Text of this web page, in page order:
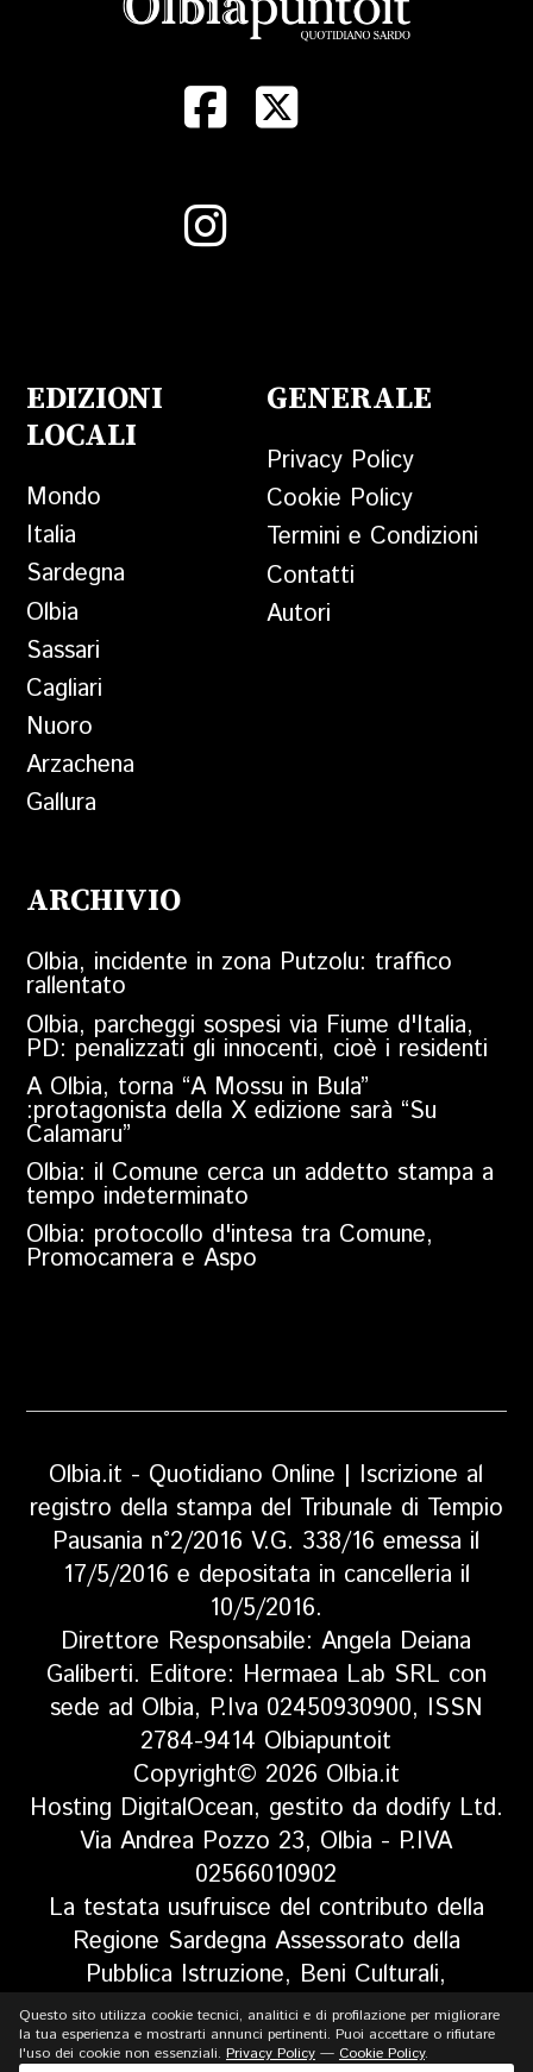
EDIZIONI
LOCALI
Mondo
Italia
Sardegna
Olbia
Sassari
Cagliari
Nuoro
Arzachena
Gallura
GENERALE
Privacy Policy
Cookie Policy
Termini e Condizioni
Contatti
Autori
ARCHIVIO
Olbia, incidente in zona Putzolu: traffico
rallentato
Olbia, parcheggi sospesi via Fiume d'Italia,
PD: penalizzati gli innocenti, cioè i residenti
A Olbia, torna “A Mossu in Bula”
:protagonista della X edizione sarà “Su
Calamaru”
Olbia: il Comune cerca un addetto stampa a
tempo indeterminato
Olbia: protocollo d'intesa tra Comune,
Promocamera e Aspo
Olbia.it - Quotidiano Online | Iscrizione al
registro della stampa del Tribunale di Tempio
Pausania n°2/2016 V.G. 338/16 emessa il
17/5/2016 e depositata in cancelleria il
10/5/2016.
Direttore Responsabile: Angela Deiana
Galiberti. Editore: Hermaea Lab SRL con
sede ad Olbia, P.Iva 02450930900, ISSN
2784-9414 Olbiapuntoit
Copyright© 2026 Olbia.it
Hosting DigitalOcean, gestito da dodify Ltd.
Via Andrea Pozzo 23, Olbia - P.IVA
02566010902
La testata usufruisce del contributo della
Regione Sardegna Assessorato della
Pubblica Istruzione, Beni Culturali,
Informazione, Spettacolo e Sport. Legge
regionale 13 aprile 2017 n. 5, art 8 comma
Questo sito utilizza cookie tecnici, analitici e di profilazione per migliorare
la tua esperienza e mostrarti annunci pertinenti. Puoi accettare o rifiutare
l'uso dei cookie non essenziali. Privacy Policy — Cookie Policy.